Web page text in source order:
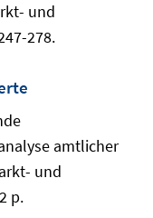
und
278.
amtlicher
und
p.